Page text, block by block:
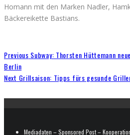
Homann mit den Marken Nadler,
Bäckereikette Bastians.
Previous Subway: Thorsten Hüttemann
Berlin
Next Grillsaison: Tipps fürs gesunde
Mediadaten – Sponsored Post –